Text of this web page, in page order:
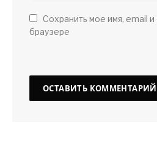
Сохранить мое имя, email и
браузере